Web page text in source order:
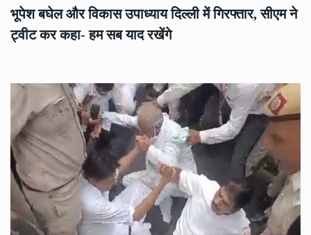
भूपेश बघेल और विकास उपाध्याय दिल्ली में गिरफ्तार, सीएम ने
ट्वीट कर कहा- हम सब याद रखेंगे